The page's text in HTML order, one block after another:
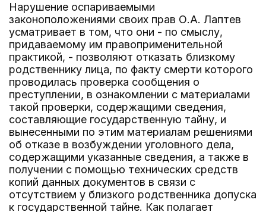
Нарушение оспариваемыми
законоположениями своих прав О.А. Лаптев
усматривает в том, что они - по смыслу,
придаваемому им правоприменительной
практикой, - позволяют отказать близкому
родственнику лица, по факту смерти которого
проводилась проверка сообщения о
преступлении, в ознакомлении с материалами
такой проверки, содержащими сведения,
составляющие государственную тайну, и
вынесенными по этим материалам решениями
об отказе в возбуждении уголовного дела,
содержащими указанные сведения, а также в
получении с помощью технических средств
копий данных документов в связи с
отсутствием у близкого родственника допуска
к государственной тайне. Как полагает